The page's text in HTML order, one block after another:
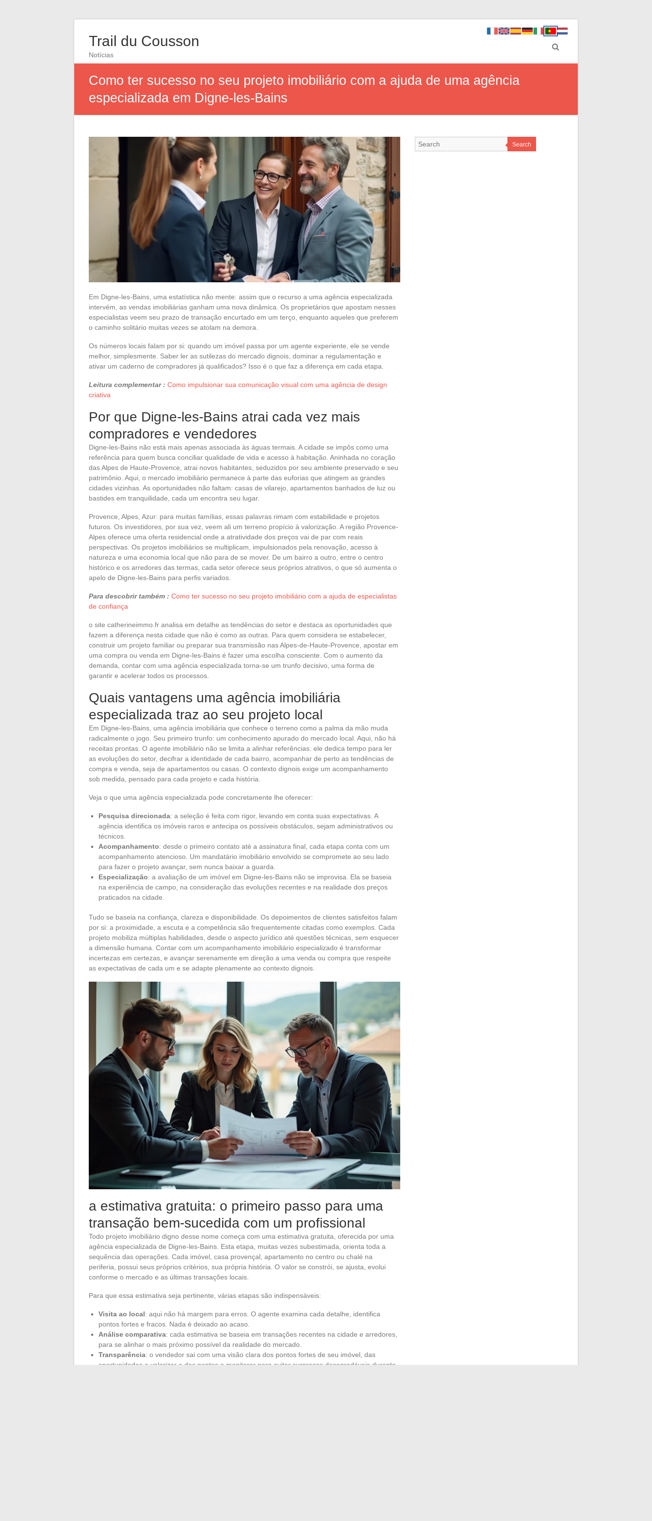
Trail du Cousson
Notícias
Como ter sucesso no seu projeto imobiliário com a ajuda de uma agência
especializada em Digne-les-Bains
Em Digne-les-Bains, uma estatística não mente: assim que o recurso a uma agência especializada
intervém, as vendas imobiliárias ganham uma nova dinâmica. Os proprietários que apostam nesses
especialistas veem seu prazo de transação encurtado em um terço, enquanto aqueles que preferem
o caminho solitário muitas vezes se atolam na demora.
Os números locais falam por si: quando um imóvel passa por um agente experiente, ele se vende
melhor, simplesmente. Saber ler as sutilezas do mercado dignois, dominar a regulamentação e
ativar um caderno de compradores já qualificados? Isso é o que faz a diferença em cada etapa.
Leitura complementar : Como impulsionar sua comunicação visual com uma agência de design
criativa
Por que Digne-les-Bains atrai cada vez mais
compradores e vendedores
Digne-les-Bains não está mais apenas associada às águas termais. A cidade se impôs como uma
referência para quem busca conciliar qualidade de vida e acesso à habitação. Aninhada no coração
das Alpes de Haute-Provence, atrai novos habitantes, seduzidos por seu ambiente preservado e seu
patrimônio. Aqui, o mercado imobiliário permanece à parte das euforias que atingem as grandes
cidades vizinhas. As oportunidades não faltam: casas de vilarejo, apartamentos banhados de luz ou
bastides em tranquilidade, cada um encontra seu lugar.
Provence, Alpes, Azur: para muitas famílias, essas palavras rimam com estabilidade e projetos
futuros. Os investidores, por sua vez, veem ali um terreno propício à valorização. A região Provence-
Alpes oferece uma oferta residencial onde a atratividade dos preços vai de par com reais
perspectivas. Os projetos imobiliários se multiplicam, impulsionados pela renovação, acesso à
natureza e uma economia local que não para de se mover. De um bairro a outro, entre o centro
histórico e os arredores das termas, cada setor oferece seus próprios atrativos, o que só aumenta o
apelo de Digne-les-Bains para perfis variados.
Para descobrir também : Como ter sucesso no seu projeto imobiliário com a ajuda de especialistas
de confiança
o site catherineimmo.fr analisa em detalhe as tendências do setor e destaca as oportunidades que
fazem a diferença nesta cidade que não é como as outras. Para quem considera se estabelecer,
construir um projeto familiar ou preparar sua transmissão nas Alpes-de-Haute-Provence, apostar em
uma compra ou venda em Digne-les-Bains é fazer uma escolha consciente. Com o aumento da
demanda, contar com uma agência especializada torna-se um trunfo decisivo, uma forma de
garantir e acelerar todos os processos.
Quais vantagens uma agência imobiliária
especializada traz ao seu projeto local
Em Digne-les-Bains, uma agência imobiliária que conhece o terreno como a palma da mão muda
radicalmente o jogo. Seu primeiro trunfo: um conhecimento apurado do mercado local. Aqui, não há
receitas prontas. O agente imobiliário não se limita a alinhar referências: ele dedica tempo para ler
as evoluções do setor, decifrar a identidade de cada bairro, acompanhar de perto as tendências de
compra e venda, seja de apartamentos ou casas. O contexto dignois exige um acompanhamento
sob medida, pensado para cada projeto e cada história.
Veja o que uma agência especializada pode concretamente lhe oferecer:
Pesquisa direcionada: a seleção é feita com rigor, levando em conta suas expectativas. A
agência identifica os imóveis raros e antecipa os possíveis obstáculos, sejam administrativos ou
técnicos.
Acompanhamento: desde o primeiro contato até a assinatura final, cada etapa conta com um
acompanhamento atencioso. Um mandatário imobiliário envolvido se compromete ao seu lado
para fazer o projeto avançar, sem nunca baixar a guarda.
Especialização: a avaliação de um imóvel em Digne-les-Bains não se improvisa. Ela se baseia
na experiência de campo, na consideração das evoluções recentes e na realidade dos preços
praticados na cidade.
Tudo se baseia na confiança, clareza e disponibilidade. Os depoimentos de clientes satisfeitos falam
por si: a proximidade, a escuta e a competência são frequentemente citadas como exemplos. Cada
projeto mobiliza múltiplas habilidades, desde o aspecto jurídico até questões técnicas, sem esquecer
a dimensão humana. Contar com um acompanhamento imobiliário especializado é transformar
incertezas em certezas, e avançar serenamente em direção a uma venda ou compra que respeite
as expectativas de cada um e se adapte plenamente ao contexto dignois.
a estimativa gratuita: o primeiro passo para uma
transação bem-sucedida com um profissional
Todo projeto imobiliário digno desse nome começa com uma estimativa gratuita, oferecida por uma
agência especializada de Digne-les-Bains. Esta etapa, muitas vezes subestimada, orienta toda a
sequência das operações. Cada imóvel, casa provençal, apartamento no centro ou chalé na
periferia, possui seus próprios critérios, sua própria história. O valor se constrói, se ajusta, evolui
conforme o mercado e as últimas transações locais.
Para que essa estimativa seja pertinente, várias etapas são indispensáveis:
Visita ao local: aqui não há margem para erros. O agente examina cada detalhe, identifica
pontos fortes e fracos. Nada é deixado ao acaso.
Análise comparativa: cada estimativa se baseia em transações recentes na cidade e arredores,
para se alinhar o mais próximo possível da realidade do mercado.
Transparência: o vendedor sai com uma visão clara dos pontos fortes de seu imóvel, das
oportunidades a valorizar e dos pontos a monitorar para evitar surpresas desagradáveis durante
Search